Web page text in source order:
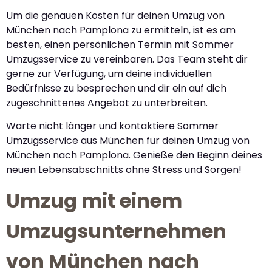
Um die genauen Kosten für deinen Umzug von
München nach Pamplona zu ermitteln, ist es am
besten, einen persönlichen Termin mit Sommer
Umzugsservice zu vereinbaren. Das Team steht dir
gerne zur Verfügung, um deine individuellen
Bedürfnisse zu besprechen und dir ein auf dich
zugeschnittenes Angebot zu unterbreiten.
Warte nicht länger und kontaktiere Sommer
Umzugsservice aus München für deinen Umzug von
München nach Pamplona. Genieße den Beginn deines
neuen Lebensabschnitts ohne Stress und Sorgen!
Umzug mit einem
Umzugsunternehmen
von München nach